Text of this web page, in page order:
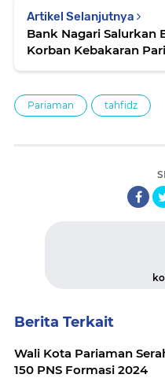
Artikel Selanjutnya
Bank Nagari Salurkan
Korban Kebakaran
Pariaman tahfidz
Berita Terkait
Wali Kota Pariaman
150 PNS Formasi 2024